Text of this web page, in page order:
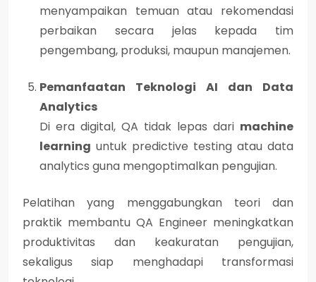
menyampaikan temuan atau rekomendasi
perbaikan secara jelas kepada tim
pengembang, produksi, maupun manajemen.
Pemanfaatan Teknologi AI dan Data
Analytics
Di era digital, QA tidak lepas dari machine
learning untuk predictive testing atau data
analytics guna mengoptimalkan pengujian.
Pelatihan yang menggabungkan teori dan
praktik membantu QA Engineer meningkatkan
produktivitas dan keakuratan pengujian,
sekaligus siap menghadapi transformasi